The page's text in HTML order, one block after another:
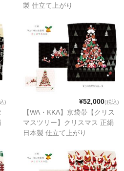
製 仕立て上がり
) ¥52,000(税込)
【WA・KKA】京袋帯【クリス
マスツリー】クリスマス 正絹
日本製 仕立て上がり